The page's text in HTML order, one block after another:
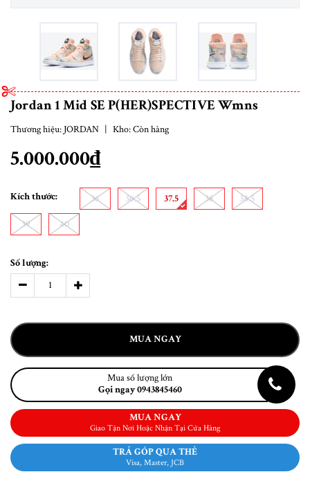
Jordan 1 Mid SE P(HER)SPECTIVE Wmns
Thương hiệu: JORDAN | Kho:Còn hàng
5.000.000₫
Kích thước: 36 36.5 37.5 38 38.5
39 40
Số lượng:
MUA NGAY
Mua số lượng lớn
Gọi ngay 0943845460
MUA NGAY
Giao Tận Nơi Hoặc Nhận Tại Cửa Hàng
TRẢ GÓP QUA THẺ
Visa, Master, JCB